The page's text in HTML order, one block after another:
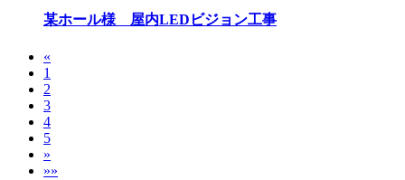
某ホール様 屋内LEDビジョン工事
«
1
2
3
4
5
»
»»